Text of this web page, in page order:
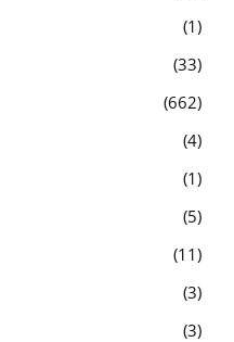
1
33
662
4
1
5
11
3
3